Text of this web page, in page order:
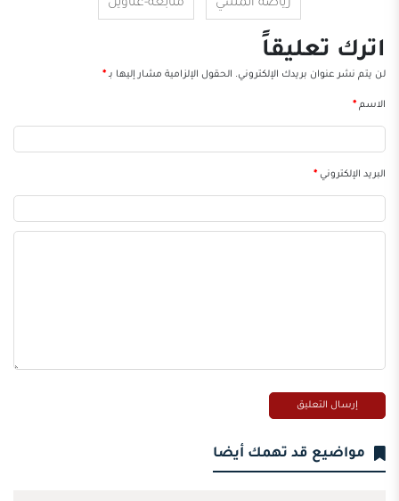
رياضة المشي متابعة-عناوين
اترك تعليقاً
لن يتم نشر عنوان بريدك الإلكتروني. الحقول الإلزامية مشار إليها بـ*
الاسم*
البريد الإلكتروني*
مواضيع قد تهمك أيضا